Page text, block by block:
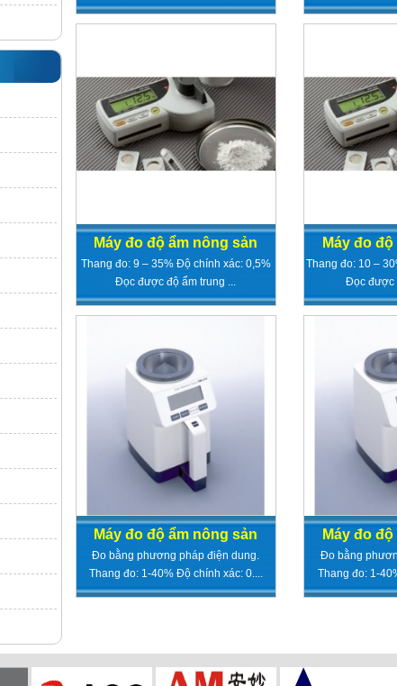
Máy đo độ ẩm nông sản
Thang đo: 9 – 35% Độ chính xác: 0,5%
Đọc được độ ẩm trung ...
Máy đo
Thang đo: 10 –
Đọc được
Máy đo độ ẩm nông sản
Đo bằng phương pháp điện dung.
Thang đo: 1-40% Độ chính xác: 0....
Máy đo
Đo bằng
Thang đo: 1-